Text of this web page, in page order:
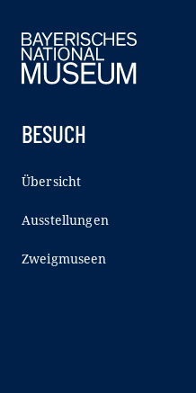
BESUCH
Übersicht
Ausstellungen
Zweigmuseen